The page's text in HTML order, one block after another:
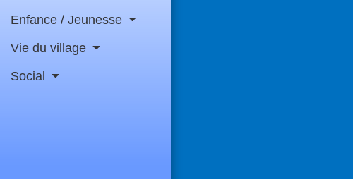
Enfance / Jeunesse
Vie du village
Social